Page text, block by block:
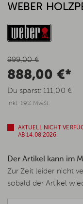
WEBER
999,00 €
888,00 €*
Du sparst:111,00 €
inkl. 19% MwSt.
AKTUELL NICHT
AB 14.08.2026
Der Artikel kann im
Zur Zeit leider nicht
sobald der Artikel